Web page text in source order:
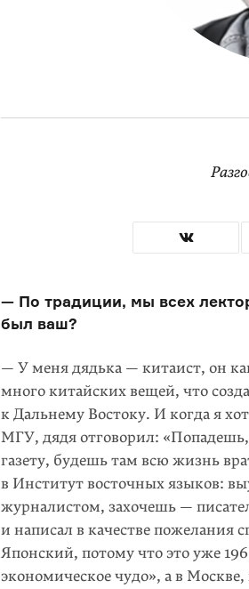
— По традиции, мы всех
был ваш?
— У меня дядька — китаист, он
много китайских вещей, что
к Дальнему Востоку. И когда я
МГУ, дядя отговорил:
газету, будешь там всю жизнь
в Институт восточных языков:
журналистом, захочешь —
и написал в качестве пожелания
Японский, потому что это уже
экономическое чудо», а в